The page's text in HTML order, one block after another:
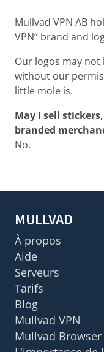
Mullvad VPN AB
VPN” brand and
Our logos may
without our
little mole is.
May I sell
branded
No.
MULLVAD
À propos
Aide
Serveurs
Tarifs
Blog
Mullvad VPN
Mullvad Browser